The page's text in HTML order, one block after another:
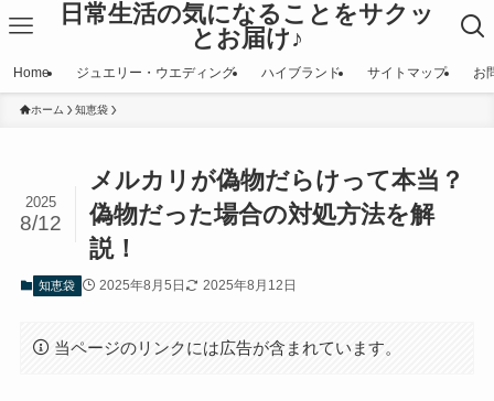
日常生活の気になることをサクッ
とお届け♪
Home ジュエリー・ウエディング ハイブランド サイトマップ お
ホーム 知恵袋
メルカリが偽物だらけって本当？
偽物だった場合の対処方法を解
説！
2025
8/12
知恵袋 2025年8月5日 2025年8月12日
当ページのリンクには広告が含まれています。